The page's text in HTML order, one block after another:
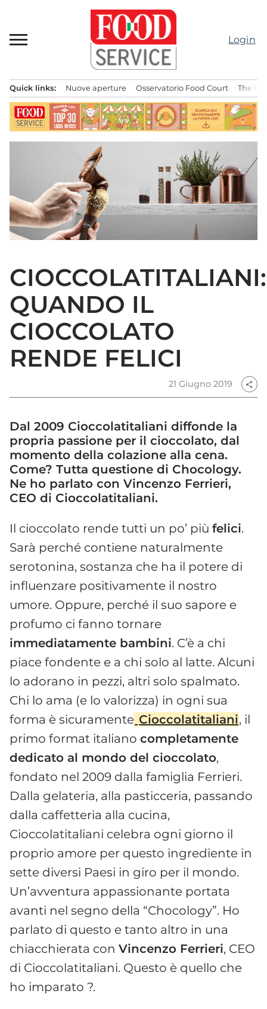
contenuto
Login
principale
Quick links: Nuove aperture Osservatorio Food Court The
CIOCCOLATITALIANI:
QUANDO IL
CIOCCOLATO
RENDE FELICI
21 Giugno 2019 share
Dal 2009 Cioccolatitaliani diffonde la
propria passione per il cioccolato, dal
momento della colazione alla cena.
Come? Tutta questione di Chocology.
Ne ho parlato con Vincenzo Ferrieri,
CEO di Cioccolatitaliani.
Il cioccolato rende tutti un po’ più felici.
Sarà perché contiene naturalmente
serotonina, sostanza che ha il potere di
influenzare positivamente il nostro
umore. Oppure, perché il suo sapore e
profumo ci fanno tornare
immediatamente bambini. C’è a chi
piace fondente e a chi solo al latte. Alcuni
lo adorano in pezzi, altri solo spalmato.
Chi lo ama (e lo valorizza) in ogni sua
forma è sicuramente Cioccolatitaliani, il
primo format italiano completamente
dedicato al mondo del cioccolato,
fondato nel 2009 dalla famiglia Ferrieri.
Dalla gelateria, alla pasticceria, passando
dalla caffetteria alla cucina,
Cioccolatitaliani celebra ogni giorno il
proprio amore per questo ingrediente in
sette diversi Paesi in giro per il mondo.
Un’avventura appassionante portata
avanti nel segno della “Chocology”. Ho
parlato di questo e tanto altro in una
chiacchierata con Vincenzo Ferrieri, CEO
di Cioccolatitaliani. Questo è quello che
ho imparato ?.